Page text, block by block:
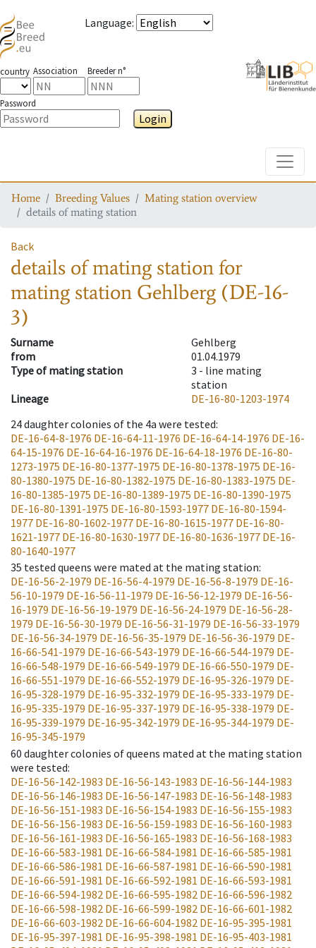
Language:
country Association Breeder n°
Password
Login
Home Breeding Values
Mating station overview
details of mating station
Back
details of mating stationfor
mating station Gehlberg (DE-16-
3)
Surname
Gehlberg
from
01.04.1979
Type of mating station
3 - line mating
station
Lineage
DE-16-80-1203-1974
24daughter colonies of the 4a were tested:
DE-16-64-8-1976 DE-16-64-11-1976 DE-16-64-14-1976 DE-16-
64-15-1976 DE-16-64-16-1976 DE-16-64-18-1976 DE-16-80-
1273-1975 DE-16-80-1377-1975 DE-16-80-1378-1975 DE-16-
80-1380-1975 DE-16-80-1382-1975 DE-16-80-1383-1975 DE-
16-80-1385-1975 DE-16-80-1389-1975 DE-16-80-1390-1975
DE-16-80-1391-1975 DE-16-80-1593-1977 DE-16-80-1594-
1977 DE-16-80-1602-1977 DE-16-80-1615-1977 DE-16-80-
1621-1977 DE-16-80-1630-1977 DE-16-80-1636-1977 DE-16-
80-1640-1977
35 tested queens were mated at the mating station:
DE-16-56-2-1979 DE-16-56-4-1979 DE-16-56-8-1979 DE-16-
56-10-1979 DE-16-56-11-1979 DE-16-56-12-1979 DE-16-56-
16-1979 DE-16-56-19-1979 DE-16-56-24-1979 DE-16-56-28-
1979 DE-16-56-30-1979 DE-16-56-31-1979 DE-16-56-33-1979
DE-16-56-34-1979 DE-16-56-35-1979 DE-16-56-36-1979 DE-
16-66-541-1979 DE-16-66-543-1979 DE-16-66-544-1979 DE-
16-66-548-1979 DE-16-66-549-1979 DE-16-66-550-1979 DE-
16-66-551-1979 DE-16-66-552-1979 DE-16-95-326-1979 DE-
16-95-328-1979 DE-16-95-332-1979 DE-16-95-333-1979 DE-
16-95-335-1979 DE-16-95-337-1979 DE-16-95-338-1979 DE-
16-95-339-1979 DE-16-95-342-1979 DE-16-95-344-1979 DE-
16-95-345-1979
60 daughter colonies of queens mated at the mating station
were tested:
DE-16-56-142-1983 DE-16-56-143-1983 DE-16-56-144-1983
DE-16-56-146-1983 DE-16-56-147-1983 DE-16-56-148-1983
DE-16-56-151-1983 DE-16-56-154-1983 DE-16-56-155-1983
DE-16-56-156-1983 DE-16-56-159-1983 DE-16-56-160-1983
DE-16-56-161-1983 DE-16-56-165-1983 DE-16-56-168-1983
DE-16-66-583-1981 DE-16-66-584-1981 DE-16-66-585-1981
DE-16-66-586-1981 DE-16-66-587-1981 DE-16-66-590-1981
DE-16-66-591-1981 DE-16-66-592-1981 DE-16-66-593-1981
DE-16-66-594-1982 DE-16-66-595-1982 DE-16-66-596-1982
DE-16-66-598-1982 DE-16-66-599-1982 DE-16-66-601-1982
DE-16-66-603-1982 DE-16-66-604-1982 DE-16-95-395-1981
DE-16-95-397-1981 DE-16-95-398-1981 DE-16-95-403-1981